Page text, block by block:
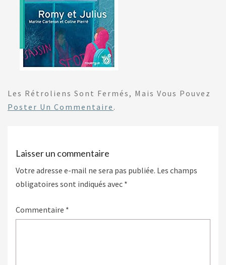
Les Rétroliens Sont Fermés, Mais Vous Pouvez
Poster Un Commentaire .
Laisser un commentaire
Votre adresse e-mail ne sera pas publiée. Les champs
obligatoires sont indiqués avec *
Commentaire *